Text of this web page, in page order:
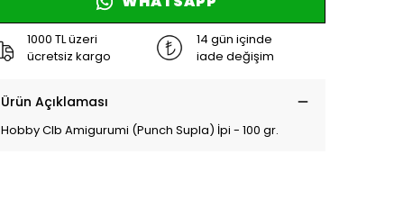
1000 TL üzeri
ücretsiz kargo
14 gün içinde
iade değişim
Ürün Açıklaması
Hobby Clb Amigurumi (Punch Supla) İpi - 100 gr.